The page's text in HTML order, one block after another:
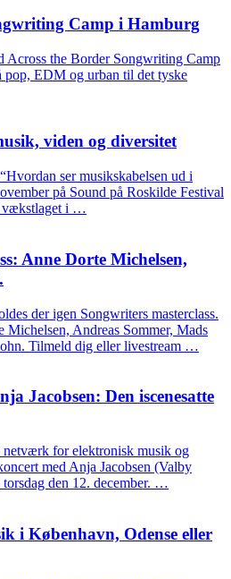
Camp i Hamburg
Across the Border Songwriting Camp
EDM og urban til det tyske
viden og diversitet
ser musikskabelsen ud i
på Sound på Roskilde Festival
vækstlaget i …
Anne Dorte Michelsen,
der igen Songwriters masterclass.
Michelsen, Andreas Sommer, Mads
Tilmeld dig eller livestream …
Jacobsen: Den iscenesatte
for elektronisk musik og
med Anja Jacobsen (Valby
den 12. december. …
i København, Odense eller